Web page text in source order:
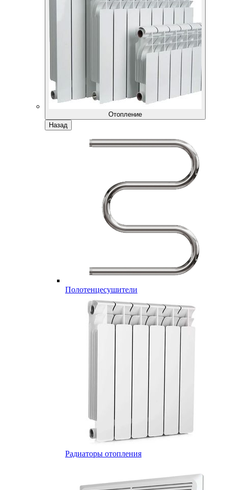
Отопление
Назад
Полотенцесушители
Радиаторы отопления